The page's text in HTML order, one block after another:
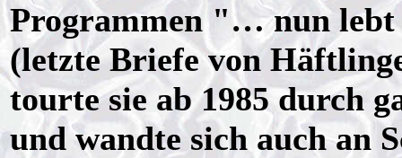
Programmen "… nun
(letzte Briefe von
tourte sie ab 1985 durch
und wandte sich auch an